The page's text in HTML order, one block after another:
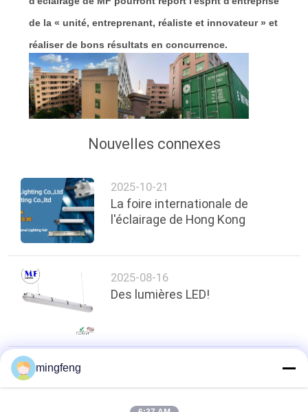
de la « unité, entreprenant, réaliste et innovateur » et
réaliser de bons résultats en concurrence.
Nouvelles connexes
2025-10-21
La foire internationale de
l'éclairage de Hong Kong
2025-08-16
Des lumières LED!
mingfeng